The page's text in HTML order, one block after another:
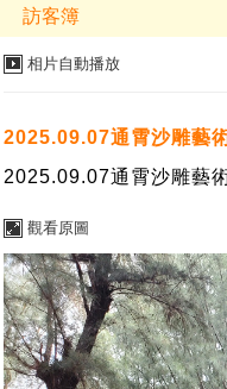
訪客簿
相片自動播放
2025.09.07通霄沙雕藝
2025.09.07通霄沙雕藝
觀看原圖